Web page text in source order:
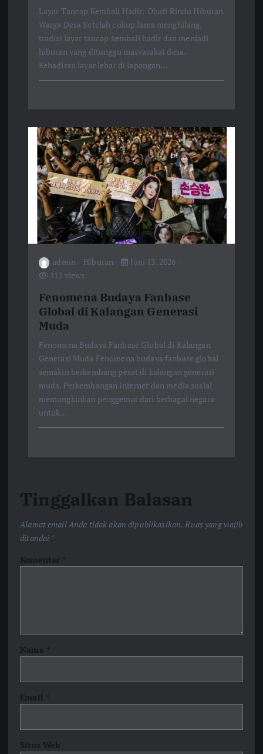
Layar Tancap Kembali Hadir: Obati Rindu Hiburan
Warga Desa Setelah cukup lama menghilang,
tradisi layar tancap kembali hadir dan menjadi
hiburan yang ditunggu masyarakat desa.
Kehadiran layar lebar di lapangan…
admin Hiburan
Juni 13, 2026
112 views
Fenomena Budaya Fanbase
Global di Kalangan Generasi
Muda
Fenomena Budaya Fanbase Global di Kalangan
Generasi Muda Fenomena budaya fanbase global
semakin berkembang pesat di kalangan generasi
muda. Perkembangan internet dan media sosial
memungkinkan penggemar dari berbagai negara
untuk…
Tinggalkan Balasan
Alamat email Anda tidak akan dipublikasikan. Ruas yang wajib
ditandai *
Komentar *
Nama *
Email *
Situs Web